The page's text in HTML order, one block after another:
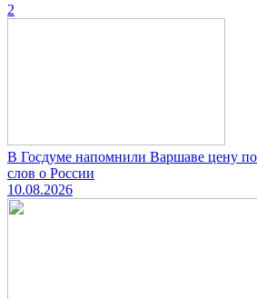
2
В Госдуме напомнили Варшаве цену
слов о России
10.08.2026